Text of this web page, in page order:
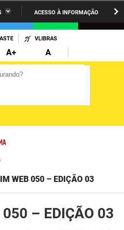
PARA
CONTEÚDO
ACESSO À INFORMAÇÃO
do Semiárido
VLIBRAS
A+
A
O que você está procurando?
WEB 050 – EDIÇÃO 03
– EDIÇÃO 03